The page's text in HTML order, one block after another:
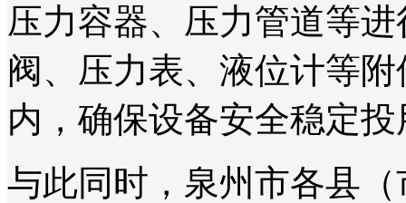
压力容器、压力管道等
阀、压力表、液位计等
内，确保设备安全稳定投
与此同时，泉州市各县